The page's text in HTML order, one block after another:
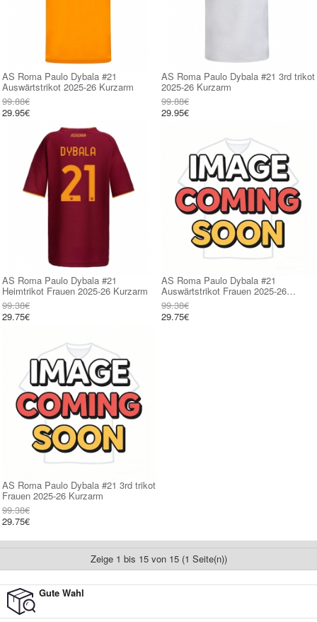
AS Roma Paulo Dybala #21
Auswärtstrikot 2025-26 Kurzarm
99.88€
29.95€
AS Roma Paulo Dybala #21 3rd trikot
2025-26 Kurzarm
99.88€
29.95€
AS Roma Paulo Dybala #21
Heimtrikot Frauen 2025-26 Kurzarm
99.38€
29.75€
AS Roma Paulo Dybala #21
Auswärtstrikot Frauen 2025-26
Kurzarm
99.38€
29.75€
AS Roma Paulo Dybala #21 3rd trikot
Frauen 2025-26 Kurzarm
99.38€
29.75€
Zeige 1 bis 15 von 15 (1 Seite(n))
Gute Wahl